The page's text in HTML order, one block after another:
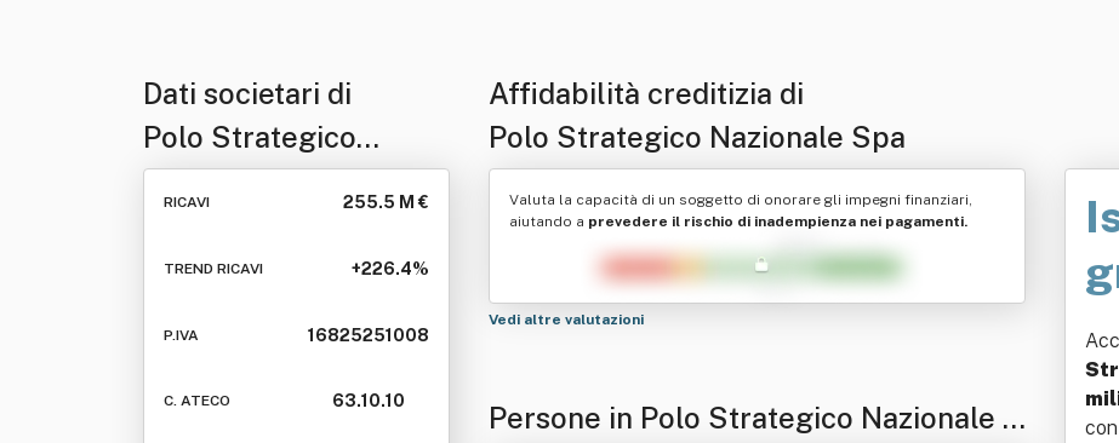
Dati societari di
Polo Strategico
Nazionale Spa
RICAVI 255.5 M €
TREND RICAVI +226.4%
P.IVA 16825251008
C. ATECO 63.10.10
Affidabilità creditizia di
Polo Strategico Nazionale Spa
Valuta la capacità di un soggetto di onorare gli impegni finanziari,
aiutando a prevedere il rischio di inadempienza nei pagamenti.
Vedi altre valutazioni
Persone in Polo Strategico Nazionale S